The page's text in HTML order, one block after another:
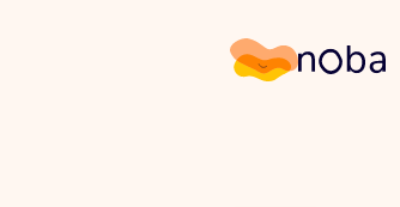
Noba